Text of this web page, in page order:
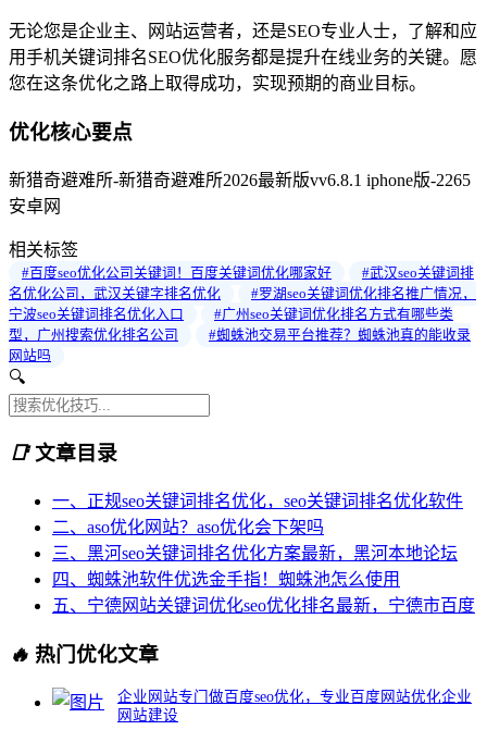
无论您是企业主、网站运营者，还是SEO专业人士，了解和应
用手机关键词排名SEO优化服务都是提升在线业务的关键。愿
您在这条优化之路上取得成功，实现预期的商业目标。
优化核心要点
新猎奇避难所-新猎奇避难所2026最新版vv6.8.1 iphone版-2265
安卓网
相关标签
#百度seo优化公司关键词！百度关键词优化哪家好
#武汉seo关键词排
名优化公司，武汉关键字排名优化
#罗湖seo关键词优化排名推广情况，
宁波seo关键词排名优化入口
#广州seo关键词优化排名方式有哪些类
型，广州搜索优化排名公司
#蜘蛛池交易平台推荐？蜘蛛池真的能收录
网站吗
🔍
📑文章目录
一、正规seo关键词排名优化，seo关键词排名优化软件
二、aso优化网站？aso优化会下架吗
三、黑河seo关键词排名优化方案最新，黑河本地论坛
四、蜘蛛池软件优选金手指！蜘蛛池怎么使用
五、宁德网站关键词优化seo优化排名最新，宁德市百度
🔥 热门优化文章
企业网站专门做百度seo优化，专业百度网站优化企业
网站建设